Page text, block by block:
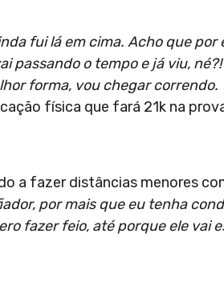
fui lá em cima. Acho que
passando o tempo e já viu,
forma, vou chegar
física que fará 21k na
a fazer distâncias menores
por mais que eu tenha
fazer feio, até porque ele vai